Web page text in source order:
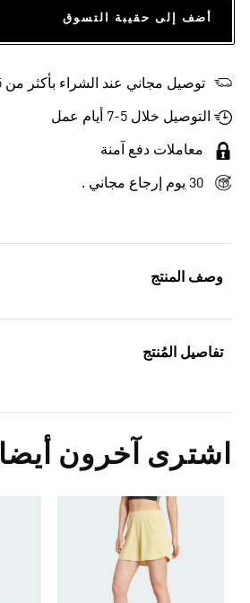
وصف المنتج
تفاصيل المُنتج
اشترى آخرون أيضا
أضف إلى حقيبة التسوق
توصيل مجاني عند الشراء بأكثر من 35 د.ك
التوصيل خلال 5-7 أيام عمل
معاملات دفع آمنة